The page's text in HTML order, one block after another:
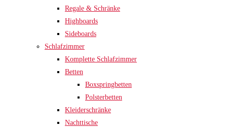
Regale & Schränke
Highboards
Sideboards
Schlafzimmer
Komplette Schlafzimmer
Betten
Boxspringbetten
Polsterbetten
Kleiderschränke
Nachttische